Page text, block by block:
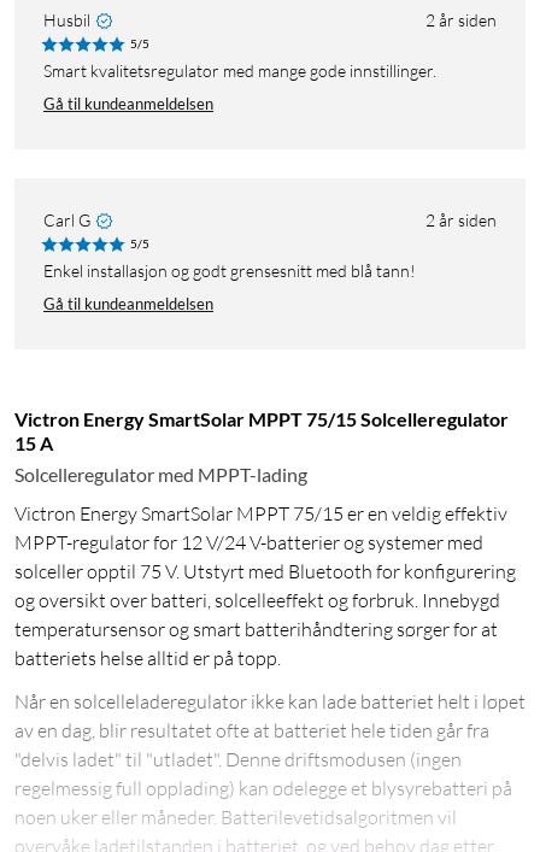
Husbil 2 år siden
5/5
Smart kvalitetsregulator med mange gode innstillinger.
Gå til kundeanmeldelsen
Carl G 2 år siden
5/5
Enkel installasjon og godt grensesnitt med blå tann!
Gå til kundeanmeldelsen
Victron Energy SmartSolar MPPT 75/15 Solcelleregulator
15 A
Solcelleregulator med MPPT-lading
Victron Energy SmartSolar MPPT 75/15 er en veldig effektiv
MPPT-regulator for 12 V/24 V-batterier og systemer med
solceller opptil 75 V. Utstyrt med Bluetooth for konfigurering
og oversikt over batteri, solcelleeffekt og forbruk. Innebygd
temperatursensor og smart batterihåndtering sørger for at
batteriets helse alltid er på topp.
Når en solcelleladeregulator ikke kan lade batteriet helt i løpet
av en dag, blir resultatet ofte at batteriet hele tiden går fra
"delvis ladet" til "utladet". Denne driftsmodusen (ingen
regelmessig full opplading) kan ødelegge et blysyrebatteri på
noen uker eller måneder. Batterilevetidsalgoritmen vil
overvåke ladetilstanden i batteriet, og ved behov dag etter